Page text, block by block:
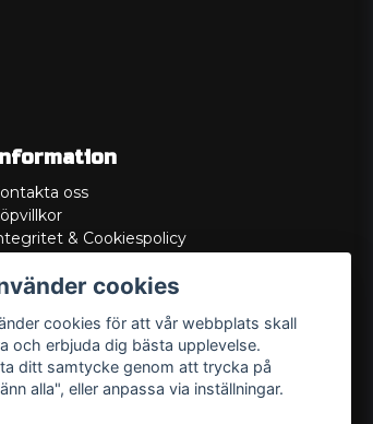
oss
& Cookiespolicy
Garanti
oss
cookies
cookies för att vår webbplats skall
och erbjuda dig bästa upplevelse.
ditt samtycke genom att trycka på
alla", eller anpassa via inställningar.